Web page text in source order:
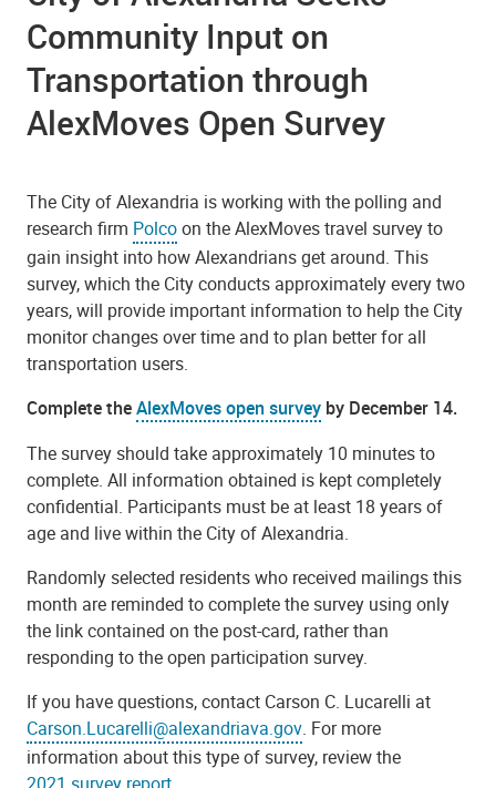
Community Input on
Transportation through
AlexMoves Open Survey
The City of Alexandria is working with the polling and
research firm Polcoon the AlexMoves travel survey to
gain insight into how Alexandrians get around. This
survey, which the City conducts approximately every two
years, will provide important information to help the City
monitor changes over time and to plan better for all
transportation users.
Complete theAlexMoves open survey by December 14.
The survey should take approximately 10 minutes to
complete. All information obtained is kept completely
confidential. Participants must be at least 18 years of
age and live within the City of Alexandria.
Randomly selected residents who received mailings this
month are reminded to complete the survey using only
the link contained on the post-card, rather than
responding to the open participation survey.
If you have questions, contact Carson C. Lucarelli at
Carson.Lucarelli@alexandriava.gov. For more
information about this type of survey, review the